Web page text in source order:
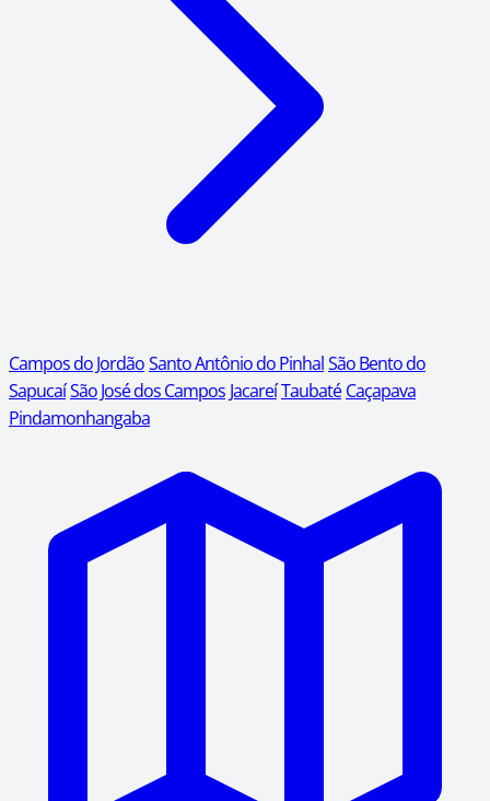
Campos do JordãoSanto Antônio do PinhalSão Bento do
SapucaíSão José dos Campos JacareíTaubaté Caçapava
Pindamonhangaba